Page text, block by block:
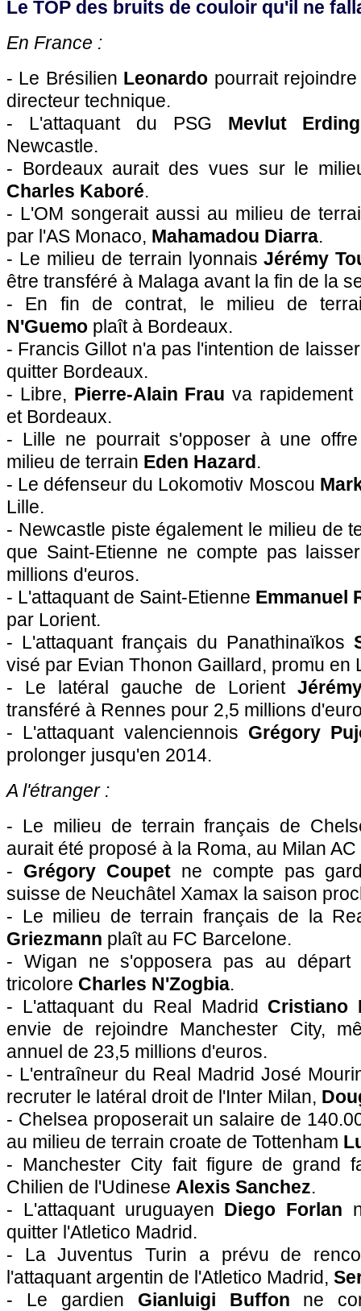
Le TOP des bruits de couloir qu'il ne
En France :
- Le Brésilien Leonardo pourrait
directeur technique.
- L'attaquant du PSG Mevlut Erding
Newcastle.
- Bordeaux aurait des vues sur le
Charles Kaboré.
- L'OM songerait aussi au milieu de
par l'AS Monaco, Mahamadou Diarra.
- Le milieu de terrain lyonnaisJérémy
être transféré à Malaga avant la fin de la
- En fin de contrat, le milieu de
N'Guemo plaît à Bordeaux.
- Francis Gillot n'a pas l'intention de
quitter Bordeaux.
- Libre, Pierre-Alain Frau va
et Bordeaux.
- Lille ne pourrait s'opposer à une
milieu de terrain Eden Hazard.
- Le défenseur du Lokomotiv Moscou
Lille.
- Newcastle piste également le milieu de
que Saint-Etienne ne compte pas
millions d'euros.
- L'attaquant de Saint-Etienne Emmanuel
par Lorient.
- L'attaquant français du Panathinaïkos
visé par Evian Thonon Gaillard, promu en
- Le latéral gauche de Lorient
transféré à Rennes pour 2,5 millions
- L'attaquant valenciennois Grégory
prolonger jusqu'en 2014.
A l'étranger :
- Le milieu de terrain français de
aurait été proposé à la Roma, au Milan AC
- Grégory Coupetne compte pas
suisse de Neuchâtel Xamax la saison
- Le milieu de terrain français de la
Griezmann plaît au FC Barcelone.
- Wigan ne s'opposera pas au départ
tricolore Charles N'Zogbia.
- L'attaquant du Real Madrid Cristiano
envie de rejoindre Manchester City,
annuel de 23,5 millions d'euros.
- L'entraîneur du Real Madrid José
recruter le latéral droit de l'Inter Milan,
- Chelsea proposerait un salaire de
au milieu de terrain croate de Tottenham
- Manchester City fait figure de grand
Chilien de l'Udinese Alexis Sanchez.
- L'attaquant uruguayen Diego Forlan
quitter l'Atletico Madrid.
- La Juventus Turin a prévu de
l'attaquant argentin de l'Atletico Madrid,
- Le gardien Gianluigi Buffon ne